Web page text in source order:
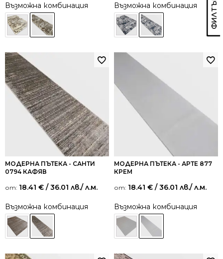
Възможна комбинация Възможна комбинация
МОДЕРНА ПЪТЕКА - САНТИ
0794 КАФЯВ
от: 18.41 € / 36.01 лв./ л.м.
Възможна комбинация
МОДЕРНА ПЪТЕКА - АРТЕ 877
КРЕМ
от: 18.41 € / 36.01 лв./ л.м.
Възможна комбинация